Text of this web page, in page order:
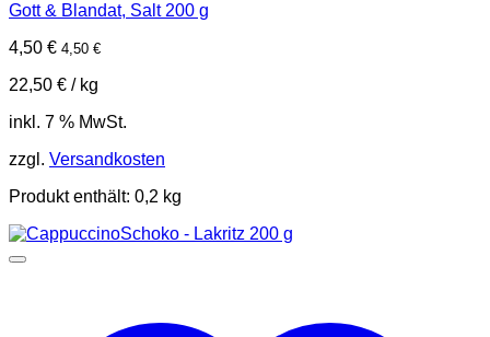
Gott & Blandat, Salt 200 g
4,50 € 4,50 €
22,50 € / kg
inkl. 7 % MwSt.
zzgl. Versandkosten
Produkt enthält: 0,2 kg